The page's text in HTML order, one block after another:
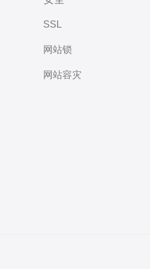
SSL
网站锁
网站容灾